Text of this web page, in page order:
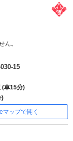
ん。
15
(車15分)
)
マップで開く